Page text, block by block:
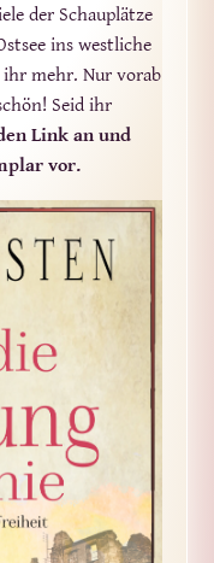
der Schauplätze
ins westliche
mehr. Nur vorab
Seid ihr
Link an und
vor.